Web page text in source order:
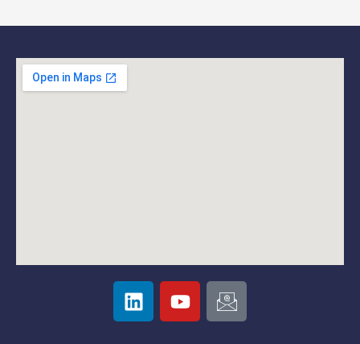
I
c
o
Y
o
u
L
i
n